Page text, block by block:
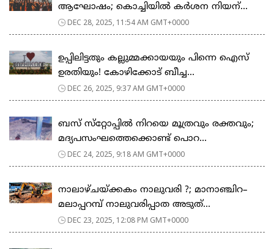
ആഘോഷം; കൊച്ചിയിൽ കർശന നിയന്...
DEC 28, 2025, 11:54 AM GMT+0000
ഉപ്പിലിട്ടതും കല്ലുമ്മക്കായയും പിന്നെ ഐസ്
ഉരതിയും! കോഴിക്കോട് ബീച്ച...
DEC 26, 2025, 9:37 AM GMT+0000
ബസ് സ്‌റ്റോപ്പില്‍ നിറയെ മൂത്രവും രക്തവും;
മദ്യപസംഘത്തെക്കൊണ്ട് പൊറ...
DEC 24, 2025, 9:18 AM GMT+0000
നാലാഴ്ചയ്ക്കകം നാലുവരി ?; മാനാഞ്ചിറ–
മലാപ്പറമ്പ് നാലുവരിപ്പാത അടുത്...
DEC 23, 2025, 12:08 PM GMT+0000